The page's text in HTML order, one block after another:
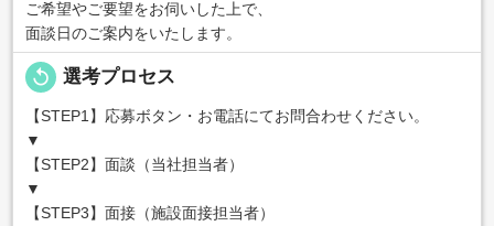
ご希望やご要望をお伺いした上で、
面談日のご案内をいたします。
replay 選考プロセス
【STEP1】応募ボタン・お電話にてお問合わせください。
▼
【STEP2】面談（当社担当者）
▼
【STEP3】面接（施設面接担当者）